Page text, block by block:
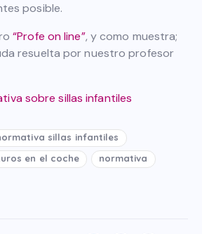
posible.
“Profe on line”, y como muestra;
resuelta por nuestro profesor
sillas infantiles
en el coche
normativa